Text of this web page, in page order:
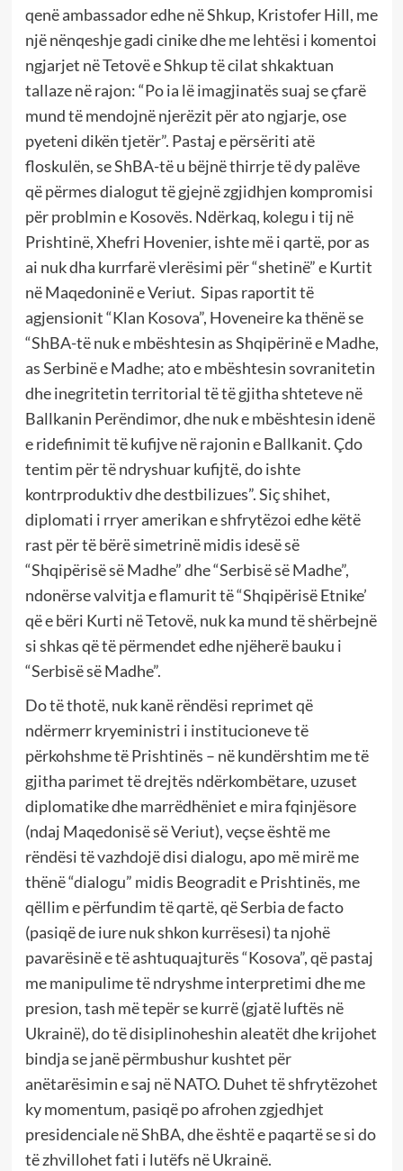
qenë ambassador edhe në Shkup, Kristofer Hill, me
një nënqeshje gadi cinike dhe me lehtësi i komentoi
ngjarjet në Tetovë e Shkup të cilat shkaktuan
tallaze në rajon: “Po ia lë imagjinatës suaj se çfarë
mund të mendojnë njerëzit për ato ngjarje, ose
pyeteni dikën tjetër”. Pastaj e përsëriti atë
floskulën, se ShBA-të u bëjnë thirrje të dy palëve
që përmes dialogut të gjejnë zgjidhjen kompromisi
për problmin e Kosovës. Ndërkaq, kolegu i tij në
Prishtinë, Xhefri Hovenier, ishte më i qartë, por as
ai nuk dha kurrfarë vlerësimi për “shetinë” e Kurtit
në Maqedoninë e Veriut. Sipas raportit të
agjensionit “Klan Kosova”, Hoveneire ka thënë se
“ShBA-të nuk e mbështesin as Shqipërinë e Madhe,
as Serbinë e Madhe; ato e mbështesin sovranitetin
dhe inegritetin territorial të të gjitha shteteve në
Ballkanin Perëndimor, dhe nuk e mbështesin idenë
e ridefinimit të kufijve në rajonin e Ballkanit. Çdo
tentim për të ndryshuar kufijtë, do ishte
kontrproduktiv dhe destbilizues”. Siç shihet,
diplomati i rryer amerikan e shfrytëzoi edhe këtë
rast për të bërë simetrinë midis idesë së
“Shqipërisë së Madhe” dhe “Serbisë së Madhe”,
ndonërse valvitja e flamurit të “Shqipërisë Etnike’
që e bëri Kurti në Tetovë, nuk ka mund të shërbejnë
si shkas që të përmendet edhe njëherë bauku i
“Serbisë së Madhe”.
Do të thotë, nuk kanë rëndësi reprimet që
ndërmerr kryeministri i institucioneve të
përkohshme të Prishtinës – në kundërshtim me të
gjitha parimet të drejtës ndërkombëtare, uzuset
diplomatike dhe marrëdhëniet e mira fqinjësore
(ndaj Maqedonisë së Veriut), veçse është me
rëndësi të vazhdojë disi dialogu, apo më mirë me
thënë “dialogu” midis Beogradit e Prishtinës, me
qëllim e përfundim të qartë, që Serbia de facto
(pasiqë de iure nuk shkon kurrësesi) ta njohë
pavarësinë e të ashtuquajturës “Kosova”, që pastaj
me manipulime të ndryshme interpretimi dhe me
presion, tash më tepër se kurrë (gjatë luftës në
Ukrainë), do të disiplinoheshin aleatët dhe krijohet
bindja se janë përmbushur kushtet për
anëtarësimin e saj në NATO. Duhet të shfrytëzohet
ky momentum, pasiqë po afrohen zgjedhjet
presidenciale në ShBA, dhe është e paqartë se si do
të zhvillohet fati i lutëfs në Ukrainë.